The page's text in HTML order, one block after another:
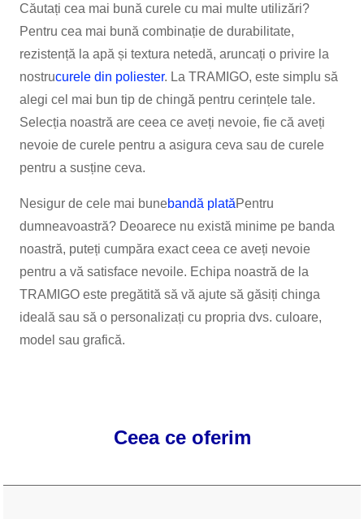
Căutați cea mai bună curele cu mai multe utilizări?
Pentru cea mai bună combinație de durabilitate,
rezistență la apă și textura netedă, aruncați o privire la
nostrucurele din poliester. La TRAMIGO, este simplu să
alegi cel mai bun tip de chingă pentru cerințele tale.
Selecția noastră are ceea ce aveți nevoie, fie că aveți
nevoie de curele pentru a asigura ceva sau de curele
pentru a susține ceva.
Nesigur de cele mai bunebandă platăPentru
dumneavoastră? Deoarece nu există minime pe banda
noastră, puteți cumpăra exact ceea ce aveți nevoie
pentru a vă satisface nevoile. Echipa noastră de la
TRAMIGO este pregătită să vă ajute să găsiți chinga
ideală sau să o personalizați cu propria dvs. culoare,
model sau grafică.
Ceea ce oferim